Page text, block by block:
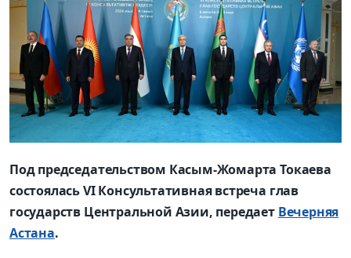
Под председательством Касым-Жомарта Токаева
состоялась VI Консультативная встреча глав
государств Центральной Азии, передает Вечерняя
Астана.